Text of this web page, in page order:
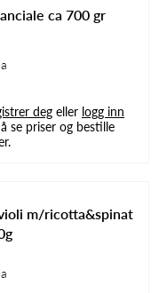
ca 700 gr
deg eller logg inn
se priser og bestille
m/ricotta&spinat